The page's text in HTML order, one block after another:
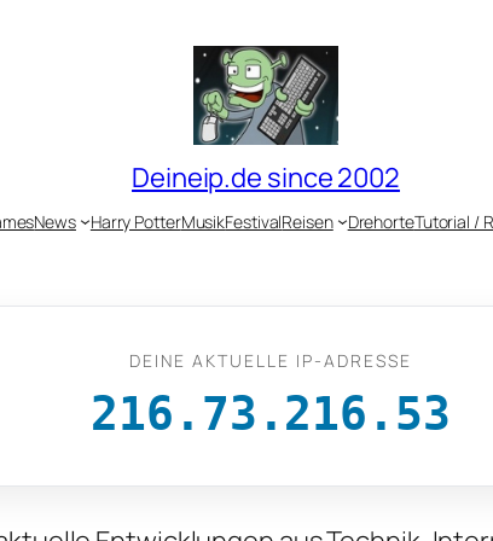
Deineip.de since 2002
News Harry PotterMusikFestivalReisen DrehorteTutorial /
DEINE AKTUELLE IP-ADRESSE
216.73.216.53